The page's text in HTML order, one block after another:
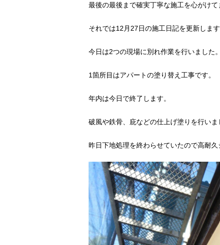
最後の最後まで確実丁寧な施工を心がけて
それでは12月27日の施工日記を更新します
今日は2つの現場に別れ作業を行いました。
1箇所目はアパートの塗り替え工事です。
年内は今日で終了します。
破風や鉄骨、庇などの仕上げ塗りを行いま
昨日下地処理を終わらせていたので高耐